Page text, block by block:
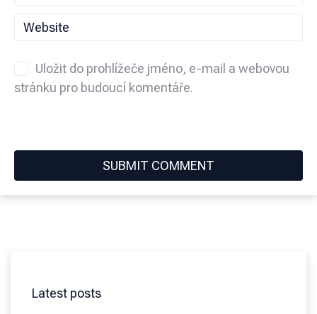
Uložit do prohlížeče jméno, e-mail a webovou
stránku pro budoucí komentáře.
Latest posts